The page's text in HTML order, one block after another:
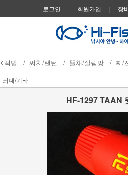
로그인 | 회원가입 | 장
떡밥 / 써치/랜턴 / 뜰채/살림망 / 찌/
좌대/기타
HF-1297 TAAN